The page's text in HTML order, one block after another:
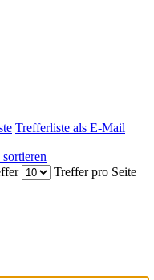
Trefferliste als E-Mail
Treffer pro Seite